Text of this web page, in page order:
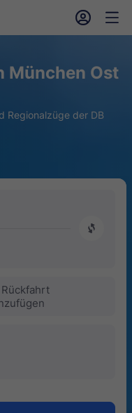
󱎓 󱒨
München Ost
Regionalzüge der DB
󰿠
Rückfahrt